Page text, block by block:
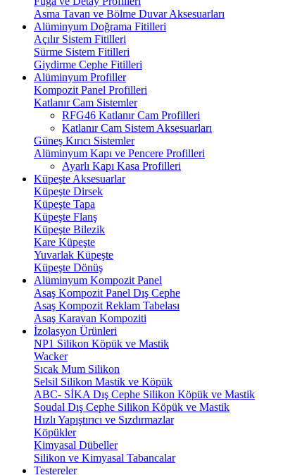
Asma Tavan ve Bölme Duvar Aksesuarları
Alüminyum Doğrama Fitilleri
Açılır Sistem Fitilleri
Sürme Sistem Fitilleri
Giydirme Cephe Fitilleri
Alüminyum Profiller
Kompozit Panel Profilleri
Katlanır Cam Sistemler
RFG46 Katlanır Cam Profilleri
Katlanır Cam Sistem Aksesuarları
Güneş Kırıcı Sistemler
Alüminyum Kapı ve Pencere Profilleri
Ayarlı Kapı Kasa Profilleri
Küpeşte Aksesuarlar
Küpeşte Dirsek
Küpeşte Tapa
Küpeşte Flanş
Küpeşte Bilezik
Kare Küpeşte
Yuvarlak Küpeşte
Küpeşte Dönüş
Alüminyum Kompozit Panel
Asaş Kompozit Panel Dış Cephe
Asaş Kompozit Reklam Tabelası
Asaş Karavan Kompoziti
İzolasyon Ürünleri
NP1 Silikon Köpük ve Mastik
Wacker
Sıcak Mum Silikon
Selsil Silikon Mastik ve Köpük
ABC- SİKA Dış Cephe Silikon Köpük ve Mastik
Soudal Dış Cephe Silikon Köpük ve Mastik
Hızlı Yapıştırıcı ve Sızdırmazlar
Köpükler
Kimyasal Dübeller
Silikon ve Kimyasal Tabancalar
Testereler